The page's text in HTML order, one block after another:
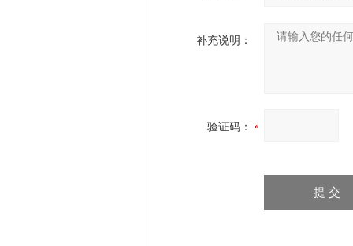
补充说明：
验证码：